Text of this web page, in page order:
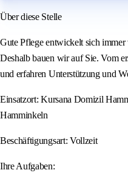
Über diese Stelle
Gute Pflege entwickelt sich
Deshalb bauen wir auf Sie. Vom
und erfahren Unterstützung und
Einsatzort: Kursana Domizil
Hamminkeln
Beschäftigungsart: Vollzeit
Ihre Aufgaben: